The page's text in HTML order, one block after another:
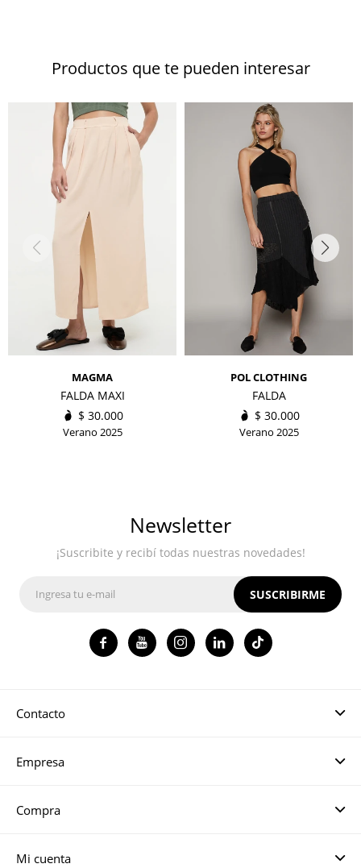
Productos que te pueden interesar
MAGMA
FALDA MAXI
$ 30.000
Verano 2025
POL CLOTHING
FALDA
$ 30.000
Verano 2025
Contacto
Empresa
Compra
Mi cuenta
Newsletter
¡Suscribite y recibí todas nuestras novedades!
SUSCRIBIRME
   